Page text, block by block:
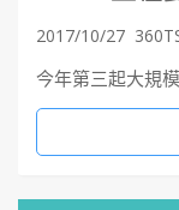
2017/10/27
今年第三起大規